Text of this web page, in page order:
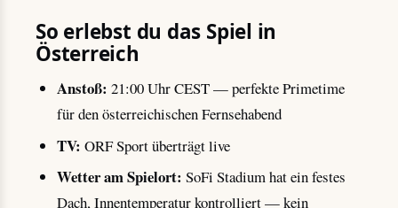
So erlebst du das Spiel in
Österreich
Anstoß: 21:00 Uhr CEST — perfekte Primetime
für den österreichischen Fernsehabend
TV: ORF Sport überträgt live
Wetter am Spielort: SoFi Stadium hat ein festes
Dach, Innentemperatur kontrolliert — kein